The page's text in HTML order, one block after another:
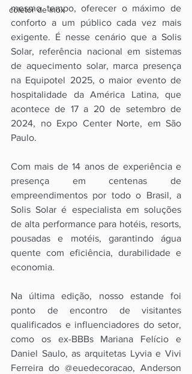
coletor de inox
mesmo tempo, oferecer o máximo de
conforto a um público cada vez mais
exigente. É nesse cenário que a Solis
Solar, referência nacional em sistemas
de aquecimento solar, marca presença
na Equipotel 2025, o maior evento de
hospitalidade da América Latina, que
acontece de 17 a 20 de setembro de
2024, no Expo Center Norte, em São
Paulo.
Com mais de 14 anos de experiência e
presença em centenas de
empreendimentos por todo o Brasil, a
Solis Solar é especialista em soluções
de alta performance para hotéis, resorts,
pousadas e motéis, garantindo água
quente com eficiência, durabilidade e
economia.
Na última edição, nosso estande foi
ponto de encontro de visitantes
qualificados e influenciadores do setor,
como os ex-BBBs Mariana Felício e
Daniel Saulo, as arquitetas Lyvia e Vivi
Ferreira do @euedecoracao, Anderson